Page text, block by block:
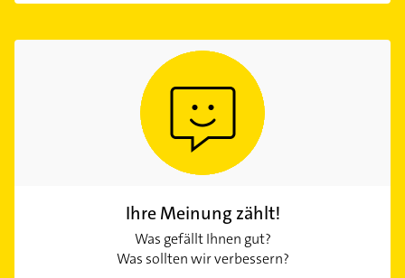
Ihre Meinung zählt!
Was gefällt Ihnen gut?
Was sollten wir verbessern?